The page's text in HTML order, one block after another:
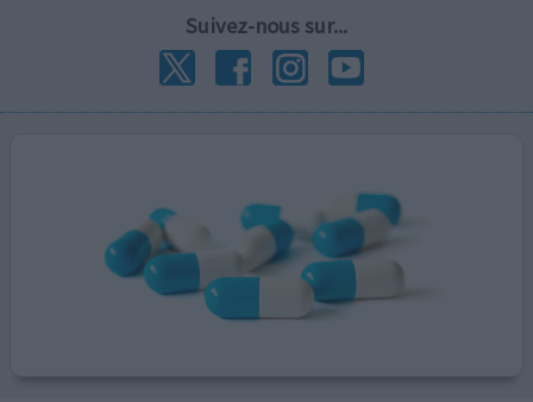
Suivez-nous sur...